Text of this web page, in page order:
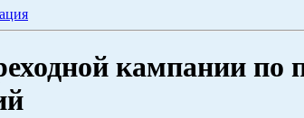
кампании по